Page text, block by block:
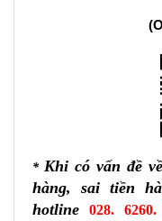
* Khi có vấn đề
hàng, sai tiền
hotline028.